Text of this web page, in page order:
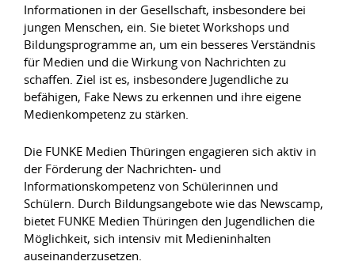
Informationen in der Gesellschaft, insbesondere bei
jungen Menschen, ein. Sie bietet Workshops und
Bildungsprogramme an, um ein besseres Verständnis
für Medien und die Wirkung von Nachrichten zu
schaffen. Ziel ist es, insbesondere Jugendliche zu
befähigen, Fake News zu erkennen und ihre eigene
Medienkompetenz zu stärken.
Die FUNKE Medien Thüringen engagieren sich aktiv in
der Förderung der Nachrichten- und
Informationskompetenz von Schülerinnen und
Schülern. Durch Bildungsangebote wie das Newscamp,
bietet FUNKE Medien Thüringen den Jugendlichen die
Möglichkeit, sich intensiv mit Medieninhalten
auseinanderzusetzen.